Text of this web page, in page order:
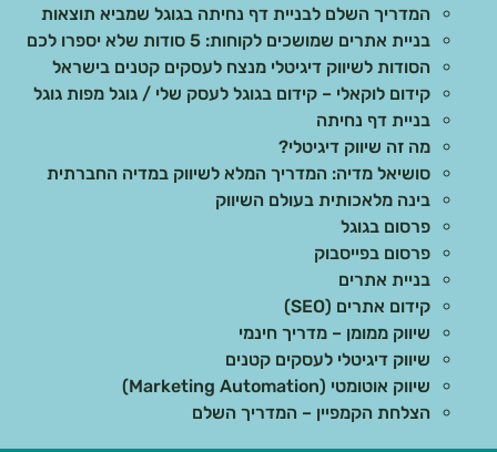
המדריך השלם לבניית דף נחיתה בגוגל שמביא תוצאות
בניית אתרים שמושכים לקוחות: 5 סודות שלא יספרו לכם
הסודות לשיווק דיגיטלי מנצח לעסקים קטנים בישראל
קידום לוקאלי – קידום בגוגל לעסק שלי / גוגל מפות גוגל
בניית דף נחיתה
מה זה שיווק דיגיטלי?
סושיאל מדיה: המדריך המלא לשיווק במדיה החברתית
בינה מלאכותית בעולם השיווק
פרסום בגוגל
פרסום בפייסבוק
בניית אתרים
קידום אתרים (SEO)
שיווק ממומן – מדריך חינמי
שיווק דיגיטלי לעסקים קטנים
שיווק אוטומטי (Marketing Automation)
הצלחת הקמפיין – המדריך השלם